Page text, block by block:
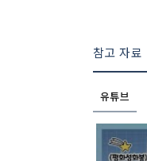
참고 자료
유튜브